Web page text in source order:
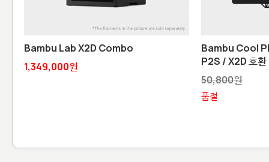
Bambu Lab X2D Combo
1,349,000원
Bambu Cool
P2S / X2D 호환
50,800원
품절